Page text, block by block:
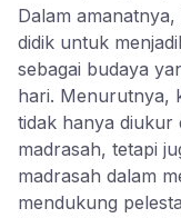
Dalam
didik untuk
sebagai budaya
hari. Menurutnya,
tidak hanya diukur
madrasah, tetapi
madrasah dalam
mendukung